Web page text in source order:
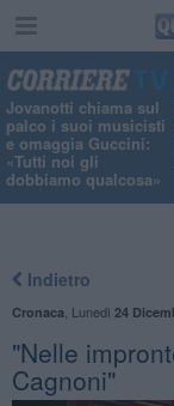
Jovanotti chiama sul
palco i suoi musicisti
e omaggia Guccini:
«Tutti noi gli
dobbiamo qualcosa»
Indietro
Cronaca Lunedì 24
"Nelle
Cagnoni"